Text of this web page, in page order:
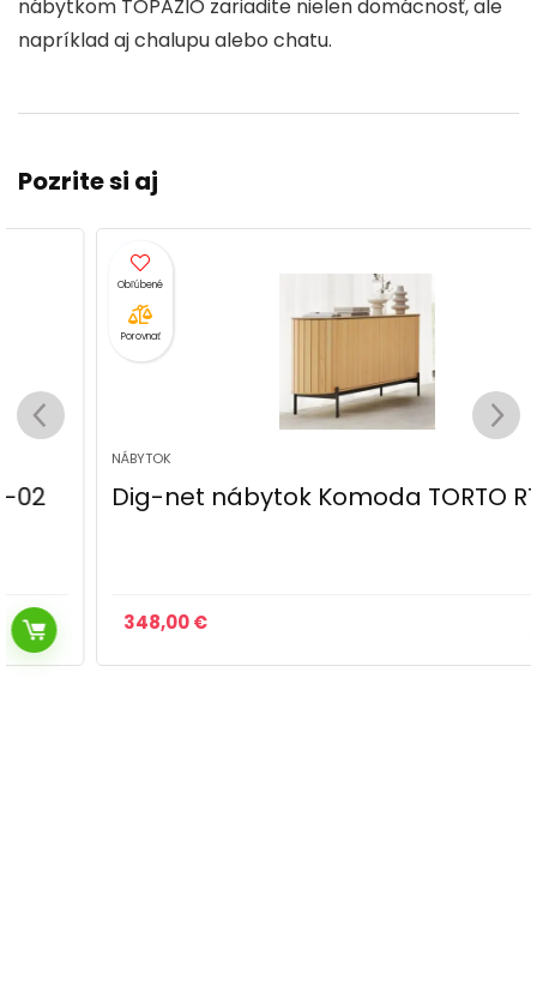
nábytkom TOPAZIO zariadite nielen domácnosť, ale
napríklad aj chalupu alebo chatu.
Pozrite si aj
Dig-net nábytok Komoda TORTO RT-03
348,00